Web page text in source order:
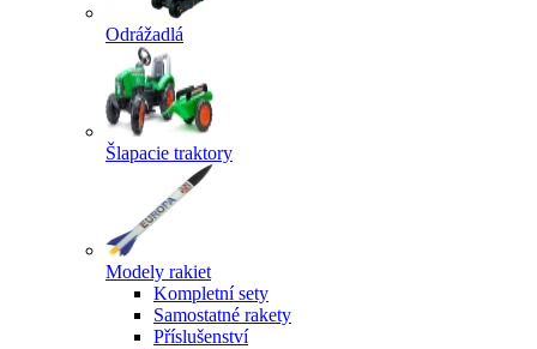
Odrážadlá
Šlapacie traktory
Modely rakiet
Kompletní sety
Samostatné rakety
Příslušenství